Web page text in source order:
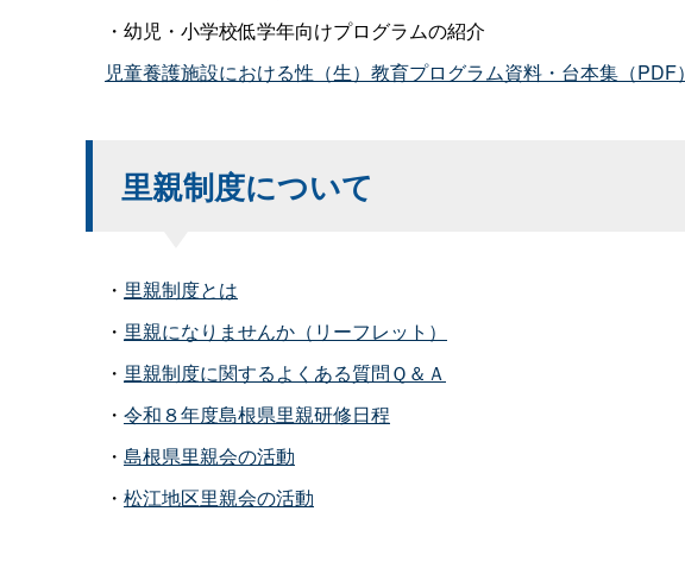
・幼児・小学校低学年向けプログラムの紹介
児童養護施設における性（生）教育プログラム資料・台本集（PDF）
里親制度について
・ 里親制度とは
・ 里親になりませんか（リーフレット）
・ 里親制度に関するよくある質問Ｑ＆Ａ
・ 令和８年度島根県里親研修日程
・ 島根県里親会の活動
・ 松江地区里親会の活動